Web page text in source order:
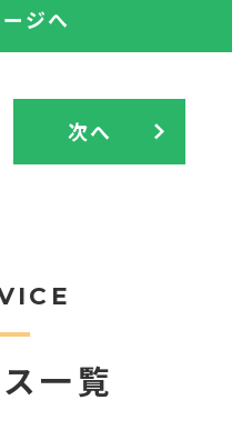
ジへ
次へ
一覧